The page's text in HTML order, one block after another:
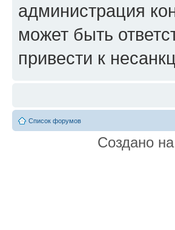
администрация
может быть
привести к
Список форумов
Создано